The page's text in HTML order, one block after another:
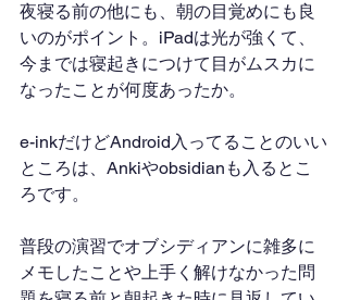
夜寝る前の他にも、朝の目覚めにも良
いのがポイント。iPadは光が強くて、
今までは寝起きにつけて目がムスカに
なったことが何度あったか。
e-inkだけどAndroid入ってることのいい
ところは、Ankiやobsidianも入るとこ
ろです。
普段の演習でオブシディアンに雑多に
メモしたことや上手く解けなかった問